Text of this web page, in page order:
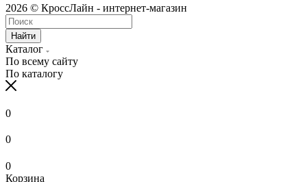
2026 © КроссЛайн - интернет-магазин
Найти
Каталог
По всему сайту
По каталогу
0
0
0
Корзина